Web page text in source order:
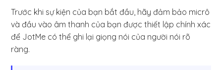
Trước khi sự kiện của bạn bắt đầu, hãy đảm bảo micrô
và đầu vào âm thanh của bạn được thiết lập chính xác
để JotMe có thể ghi lại giọng nói của người nói rõ
ràng.